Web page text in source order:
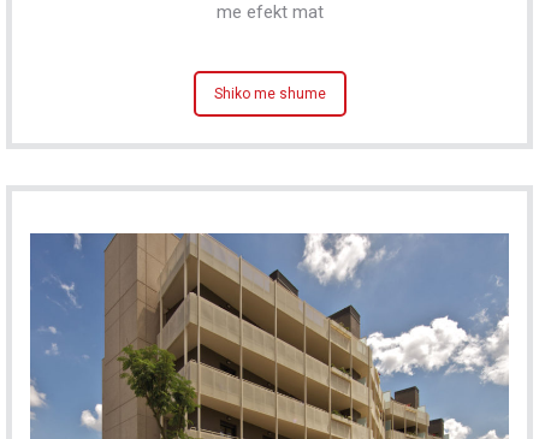
me efekt mat
Shiko me shume